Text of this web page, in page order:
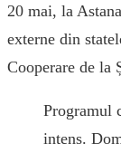
20 mai, la
externe din
Cooperare de la
Programul
intens.